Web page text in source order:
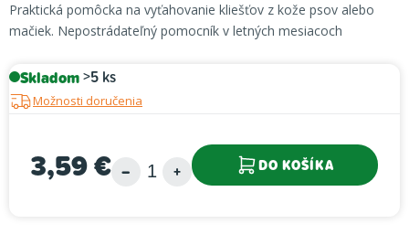
Praktická pomôcka na vyťahovanie kliešťov z kože psov alebo
mačiek. Nepostrádateľný pomocník v letných mesiacoch
Skladom>5 ks
Možnosti doručenia
3,59 € DO KOŠÍKA